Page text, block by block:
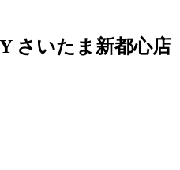
さいたま新都心店